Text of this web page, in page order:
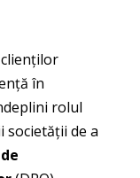
în
rolul
societății de a